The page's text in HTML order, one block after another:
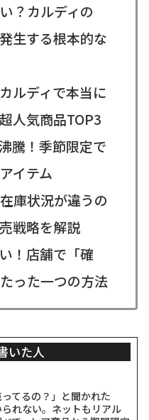
？カルディの
生する根本的な
ルディで本当に
人気商品TOP3
騰！季節限定で
イテム
庫状況が違うの
戦略を解説
！店舗で「確
った一つの方法
いた人
ってるの？」と聞かれた
れない。ネットもリアル